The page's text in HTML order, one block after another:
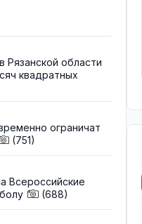
области
квадратных
ограничат
(751)
Всероссийские
(688)